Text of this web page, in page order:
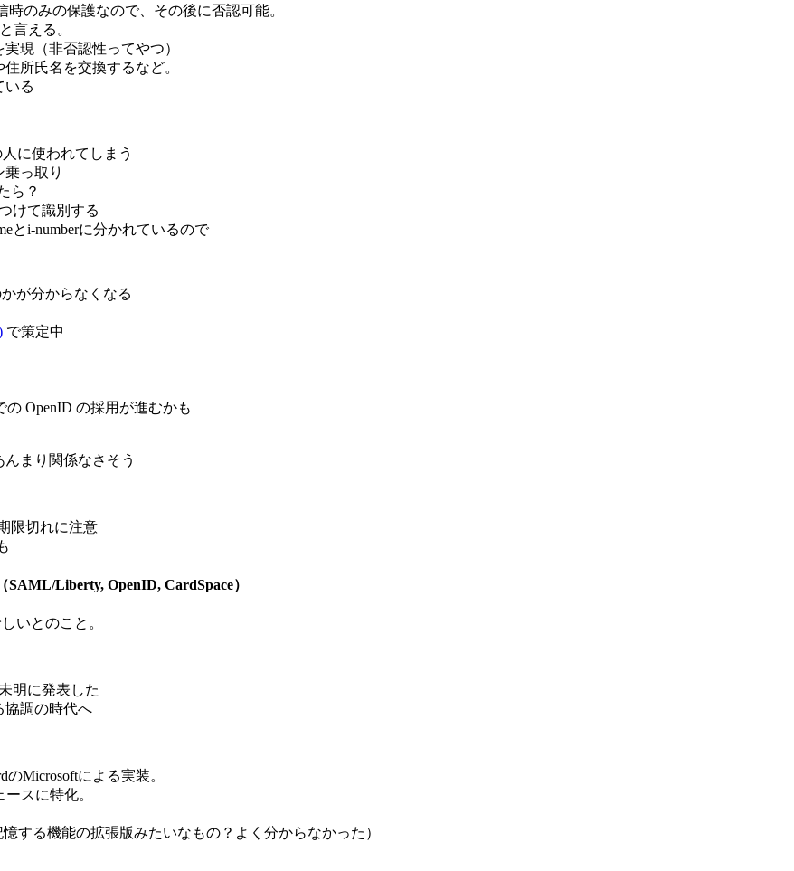
のみの保護なので、その後に否認可能。
言える。
現（非否認性ってやつ）
所氏名を交換するなど。
いる
に使われてしまう
っ取り
ら？
けて識別する
とi-numberに分かれているので
が分からなくなる
で策定中
OpenID の採用が進むかも
まり関係なさそう
限切れに注意
Liberty, OpenID, CardSpace）
いとのこと。
明に発表した
協調の時代へ
のMicrosoftによる実装。
スに特化。
する機能の拡張版みたいなもの？よく分からなかった）